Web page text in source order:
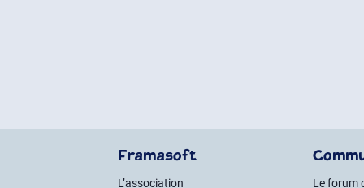
Framasoft
L’association
Le forum